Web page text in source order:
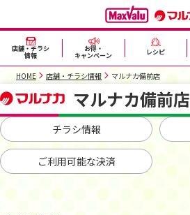
店舗・チラシ
情報
お得・
キャンペーン レシピ
HOME 店舗・チラシ情報 マルナカ備前店
マルナカ備前店
チラシ情報
ご利用可能な決済